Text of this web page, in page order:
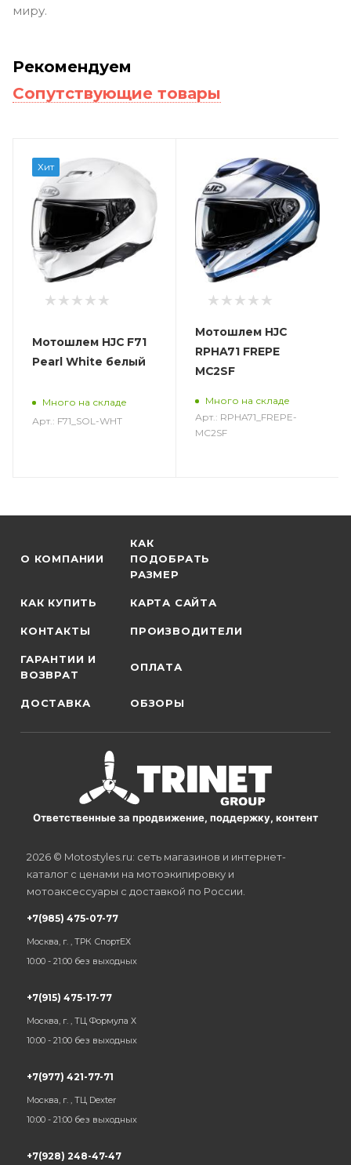
миру.
Рекомендуем
Сопутствующие товары
Хит
Мотошлем HJC F71
Pearl White белый
Много на складе
Арт.: F71_SOL-WHT
Мотошлем HJC
RPHA71 FREPE
MC2SF
Много на складе
Арт.: RPHA71_FREPE-
MC2SF
О КОМПАНИИ
КАК
ПОДОБРАТЬ
РАЗМЕР
КАК КУПИТЬ КАРТА САЙТА
КОНТАКТЫ ПРОИЗВОДИТЕЛИ
ГАРАНТИИ И
ВОЗВРАТ
ОПЛАТА
ДОСТАВКА ОБЗОРЫ
Ответственные за продвижение, поддержку, контент
2026 © Motostyles.ru: сеть магазинов и интернет-
каталог с ценами на мотоэкипировку и
мотоаксессуары с доставкой по России.
+7(985) 475-07-77
Москва, г. , ТРК СпортЕХ
10:00 - 21:00 без выходных
+7(915) 475-17-77
Москва, г. , ТЦ Формула Х
10:00 - 21:00 без выходных
+7(977) 421-77-71
Москва, г. , ТЦ Dexter
10:00 - 21:00 без выходных
+7(928) 248-47-47